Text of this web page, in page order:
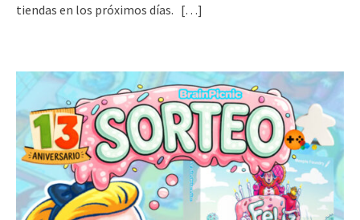
tiendas en los próximos días. […]